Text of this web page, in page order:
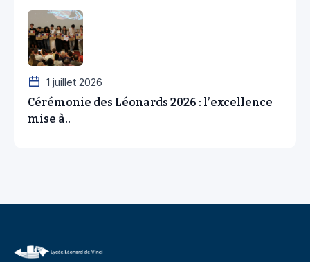
1 juillet 2026
Cérémonie des Léonards 2026 : l’excellence
mise à..